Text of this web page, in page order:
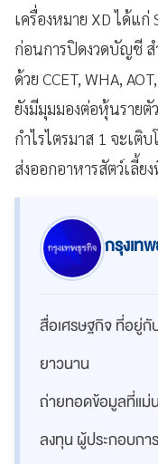
เครื่องหมาย XD ได้แก่
ก่อนการปิดงวดบัญชี
ด้วย CCET, WHA,
ยังมีมุมมองต่อหุ้นรายตั
กำไรไตรมาส 1 จะเติ
ส่งออกอาหารสัตว์เลี้ย
กรุงเท
สื่อเศรษฐกิจ ที่อยู่กั
ยาวนาน
ถ่ายทอดข้อมูลที่แม่
ลงทุน ผู้ประกอบการ